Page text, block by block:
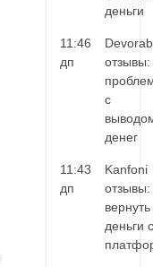
деньги
11:46
дп
отзывы:
с
денег
11:43
дп
Kanfoni
отзывы:
вернуть
деньги с